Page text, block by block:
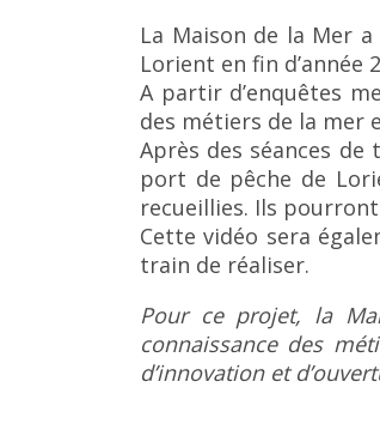
La Maison de la Mer
Lorient en fin d’année
A partir d’enquêtes
des métiers de la mer
Après des séances
port de pêche de
recueillies. Ils
Cette vidéo sera
train de réaliser.
Pour ce projet, la
connaissance des
d’innovation et